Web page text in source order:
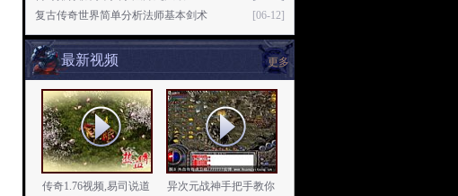
[06-12]
复古传奇世界简单分析法师基本剑术
更多
最新视频
传奇1.76视频,易司说道
异次元战神手把手教你